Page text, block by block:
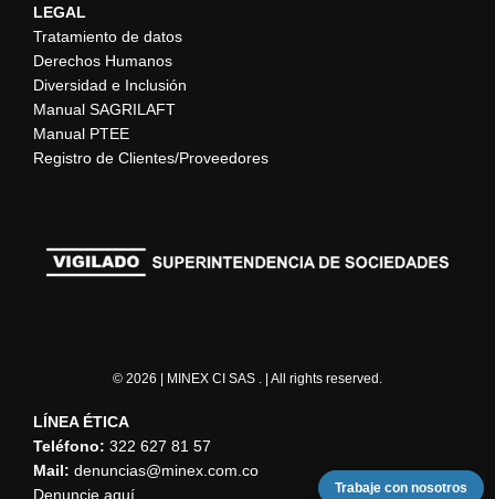
LEGAL
Tratamiento de datos
Derechos Humanos
Diversidad e Inclusión
Manual SAGRILAFT
Manual PTEE
Registro de Clientes/Proveedores
© 2026 | MINEX CI SAS . | All rights reserved.
LÍNEA ÉTICA
Teléfono: 322 627 81 57
Mail: denuncias@minex.com.co
Denuncie aquí
Trabaje con nosotros